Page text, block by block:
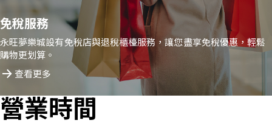
免稅服務
永旺夢樂城設有免稅店與退稅櫃檯服務，讓您盡享免稅優惠，輕鬆
購物更划算。
查看更多
營業時間